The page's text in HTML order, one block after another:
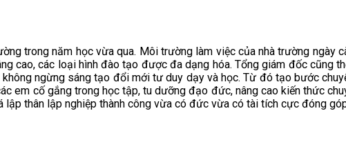
trong năm học vừa qua. Môi trường làm việc của nhà trường ngày
các loại hình đào tạo được đa dạng hóa. Tổng giám đốc cũng
ngừng sáng tạo đổi mới tư duy dạy và học. Từ đó tạo bước
em cố gắng trong học tập, tu dưỡng đạo đức, nâng cao kiến thức
lập thân lập nghiệp thành công vừa có đức vừa có tài tích cực đóng